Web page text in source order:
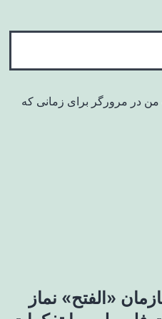
من در مرورگر برای زمانی که
«الفتح‌» نماز